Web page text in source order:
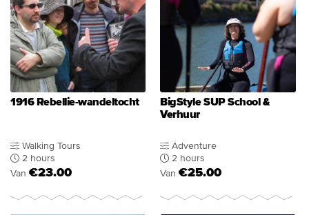
1916 Rebellie-wandeltocht
Walking Tours
2 hours
Van €23.00
BigStyle SUP School &
Verhuur
Adventure
2 hours
Van €25.00